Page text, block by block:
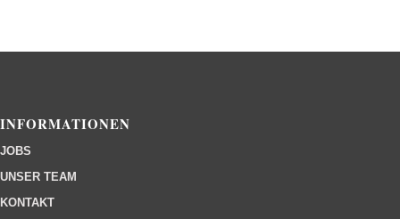
INFORMATIONEN
JOBS
UNSER TEAM
KONTAKT